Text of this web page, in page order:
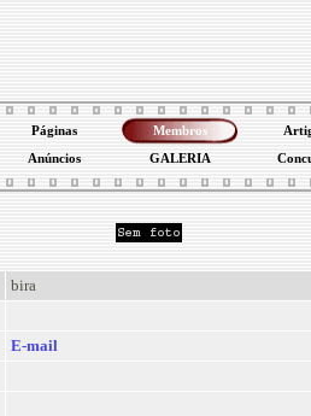
Páginas Membros
Anúncios GALERIA
bira
E-mail